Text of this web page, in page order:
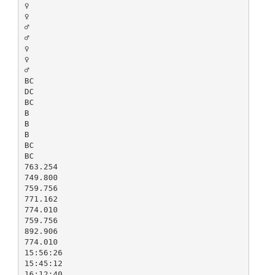
♀
♀
♂
♂
♀
♀
♂
BC
DC
BC
B
B
B
BC
BC
763.254
749.800
759.756
771.162
774.010
759.756
892.906
774.010
15:56:26
15:45:12